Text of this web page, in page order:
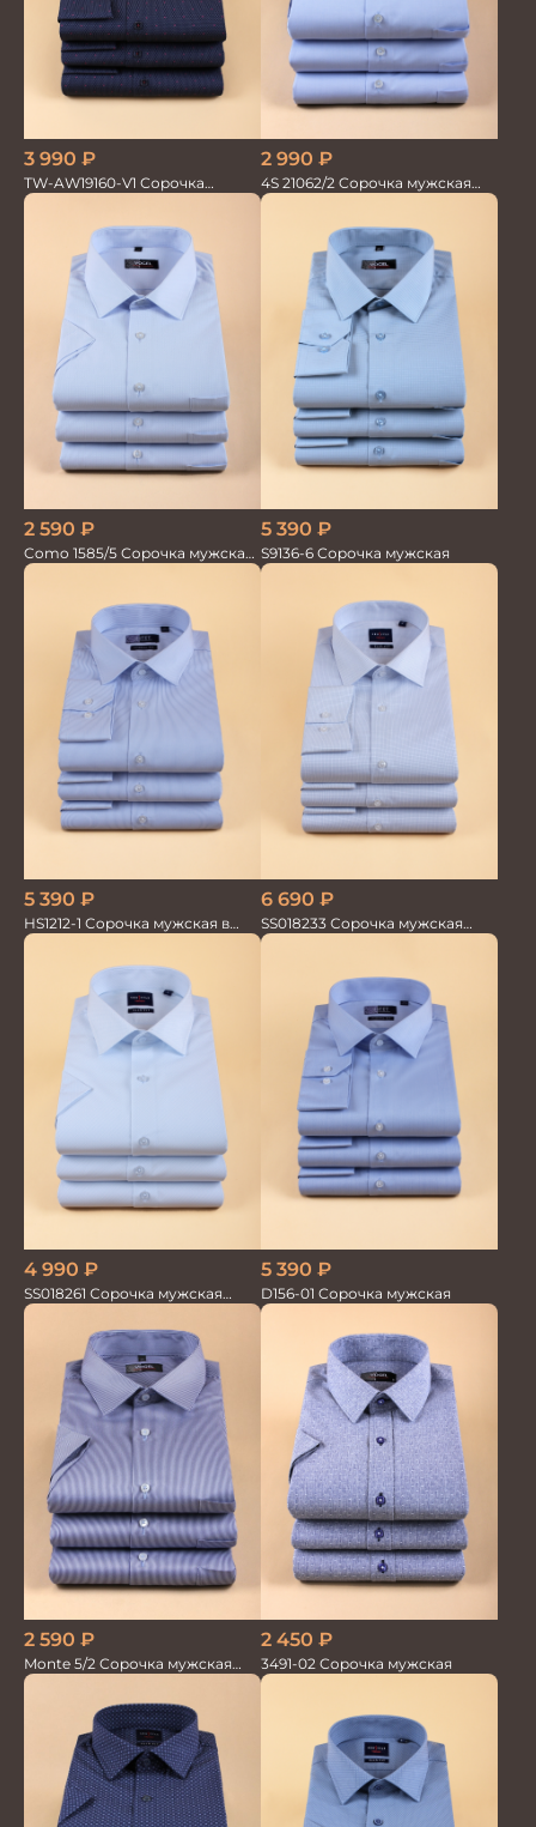
3 990 ₽
TW-AW19160-V1 Сорочка
мужская
2 990 ₽
4S 21062/2 Сорочка мужская
кор.рукав бамбук
2 590 ₽
Como 1585/5 Сорочка мужская
кор.рукав
5 390 ₽
S9136-6 Сорочка мужская
5 390 ₽
HS1212-1 Сорочка мужская в
мелкую полоску
6 690 ₽
SS018233 Сорочка мужская
GROSTYLE TRENDY
4 990 ₽
SS018261 Сорочка мужская
кор.рукав GROSTYLE TRENDY
5 390 ₽
D156-01 Сорочка мужская
2 590 ₽
Monte 5/2 Сорочка мужская
кор.рукав
2 450 ₽
3491-02 Сорочка мужская